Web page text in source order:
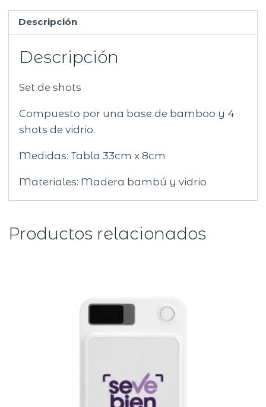
Descripción
Descripción
Set de shots
Compuesto por una base de bamboo y 4
shots de vidrio.
Medidas: Tabla 33cm x 8cm
Materiales: Madera bambú y vidrio
Productos relacionados